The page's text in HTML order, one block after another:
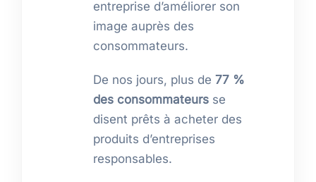
entreprise d’améliorer son
image auprès des
consommateurs.
De nos jours, plus de 77 %
des consommateursse
disent prêts à acheter des
produits d’entreprises
responsables.